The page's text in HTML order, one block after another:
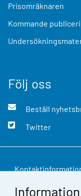
Prisomräknaren
Kommande
Följ oss
Beställ
Twitter
Respons